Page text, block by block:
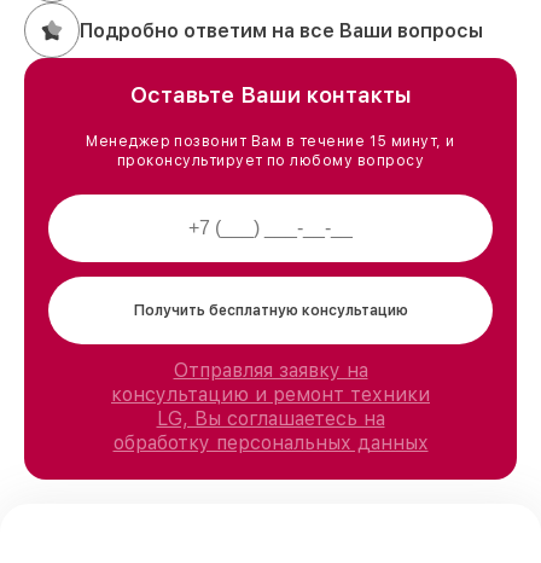
Подробно ответим на все Ваши вопросы
Оставьте Ваши контакты
Менеджер позвонит Вам в течение 15 минут, и
проконсультирует по любому вопросу
Получить бесплатную консультацию
Отправляя заявку на
консультацию и ремонт техники
LG, Вы соглашаетесь на
обработку персональных данных